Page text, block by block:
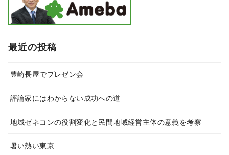
最近の投稿
豊崎長屋でプレゼン会
評論家にはわからない成功への道
地域ゼネコンの役割変化と民間地域経営主体の意義を考察
暑い熱い東京